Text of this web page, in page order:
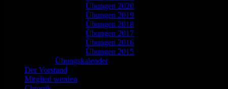
Übungen 2020
Übungen 2019
Übungen 2018
Übungen 2017
Übungen 2016
Übungen 2015
Übungskalender
Der Vorstand
Mitglied werden